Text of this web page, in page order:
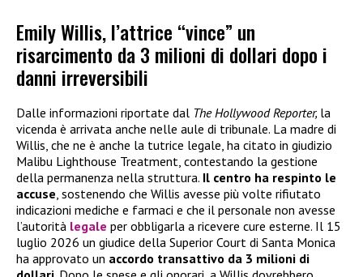
Emily Willis, l’attrice “vince” un
risarcimento da 3 milioni di dollari dopo i
danni irreversibili
Dalle informazioni riportate dal The Hollywood Reporter, la
vicenda è arrivata anche nelle aule di tribunale. La madre di
Willis, che ne è anche la tutrice legale, ha citato in giudizio
Malibu Lighthouse Treatment, contestando la gestione
della permanenza nella struttura. Il centro ha respinto le
accuse, sostenendo che Willis avesse più volte rifiutato
indicazioni mediche e farmaci e che il personale non avesse
l’autorità legale per obbligarla a ricevere cure esterne. Il 15
luglio 2026 un giudice della Superior Court di Santa Monica
ha approvato un accordo transattivo da 3 milioni di